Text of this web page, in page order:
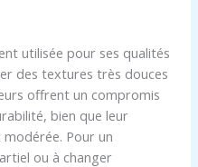
utilisée pour ses qualités
des textures très douces
offrent un compromis
bien que leur
Pour un
ou à changer